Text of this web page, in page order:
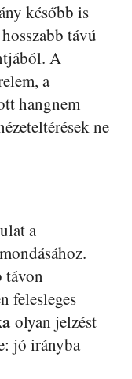
később is
távú
A
a
hangnem
ne
a
távon
felesleges
olyan jelzést
jó irányba